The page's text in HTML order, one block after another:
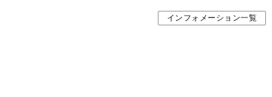
インフォメーション一覧